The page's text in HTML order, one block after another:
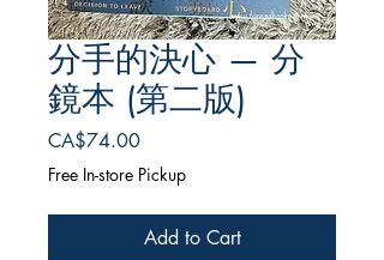
分手的決心 — 分
鏡本 (第二版)
CA$74.00Price
Free In-store Pickup
Add to Cart